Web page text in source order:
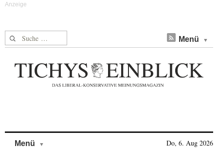
Suche nach: Menü
Menü Do, 6. Aug 2026